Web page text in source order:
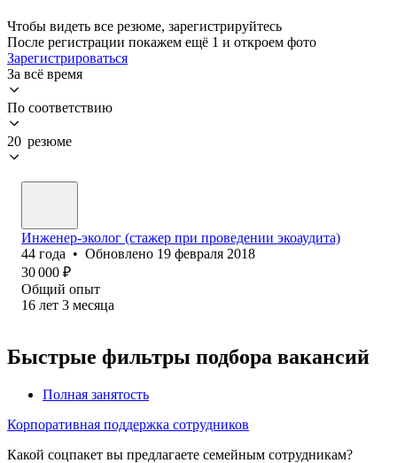
Чтобы видеть все резюме, зарегистрируйтесь
После регистрации покажем ещё 1 и откроем фото
Зарегистрироваться
За всё время
По соответствию
20 резюме
Инженер-эколог (стажер при проведении экоаудита)
44 года • Обновлено 19 февраля 2018
30 000 ₽
Общий опыт
16 лет 3 месяца
Быстрые фильтры подбора вакансий
Полная занятость
Корпоративная поддержка сотрудников
Какой соцпакет вы предлагаете семейным сотрудникам?